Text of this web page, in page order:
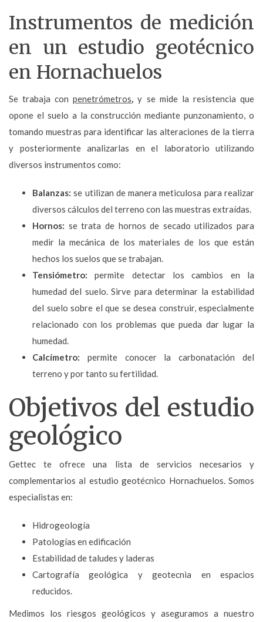
Instrumentos de medición
en un estudio geotécnico
en Hornachuelos
Se trabaja conpenetrómetros,y se mide la resistencia que
opone el suelo a la construcción mediante punzonamiento, o
tomando muestras para identificar las alteraciones de la tierra
y posteriormente analizarlas en el laboratorio utilizando
diversos instrumentos como:
Balanzas: se utilizan de manera meticulosa para realizar
diversos cálculos del terreno con las muestras extraídas.
Hornos: se trata de hornos de secado utilizados para
medir la mecánica de los materiales de los que están
hechos los suelos que se trabajan.
Tensiómetro: permite detectar los cambios en la
humedad del suelo. Sirve para determinar la estabilidad
del suelo sobre el que se desea construir, especialmente
relacionado con los problemas que pueda dar lugar la
humedad.
Calcímetro: permite conocer la carbonatación del
terreno y por tanto su fertilidad.
Objetivos del estudio
geológico
Gettec te ofrece una lista de servicios necesarios y
complementarios al estudio geotécnico Hornachuelos. Somos
especialistas en:
Hidrogeología
Patologías en edificación
Estabilidad de taludes y laderas
Cartografía geológica y geotecnia en espacios
reducidos.
Medimos los riesgos geológicos y aseguramos a nuestro